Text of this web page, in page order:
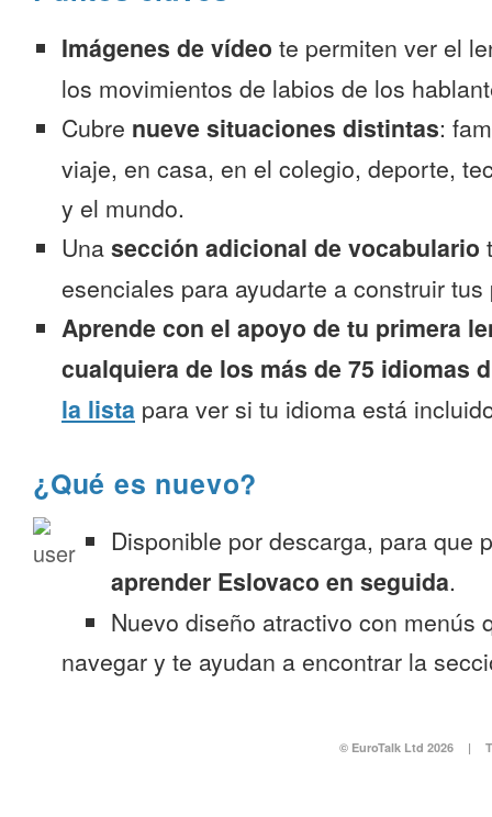
Imágenes de vídeo te permiten ver el
los movimientos de labios de los
Cubre nueve situaciones distintas:
viaje, en casa, en el colegio, deporte,
y el mundo.
Una sección adicional de vocabulario
esenciales para ayudarte a construir
Aprende con el apoyo de tu primera
cualquiera de los más de 75 idiomas
la lista para ver si tu idioma está
¿Qué es nuevo?
Disponible por descarga, para que
aprender Eslovaco en seguida.
Nuevo diseño atractivo con menús
navegar y te ayudan a encontrar la
© EuroTalk Ltd 2026 |